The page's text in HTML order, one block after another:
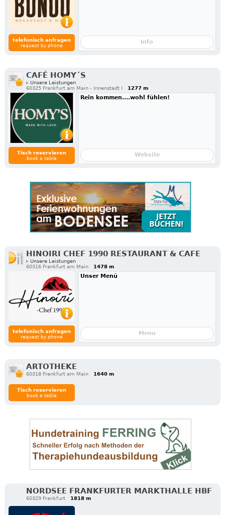
telefonisch anfragen
request by phone
Info
CAFÉ HOMY´S
▹ Unsere Leistungen
60325 Frankfurt am Main - Innenstadt I
1277 m
Tisch reservieren
book a table
Rein kommen....wohl fühlen!
Website
HINOIRI CHEF 1990 RESTAURANT & CAFE
▹ Unsere Leistungen
60316 Frankfurt am Main
1478 m
telefonisch anfragen
request by phone
Unser Menü
Menu
ARTOTHEKE
60318 Frankfurt am Main 1640 m
Tisch reservieren
book a table
NORDSEE FRANKFURTER MARKTHALLE HBF
60329 Frankfurt 1818 m